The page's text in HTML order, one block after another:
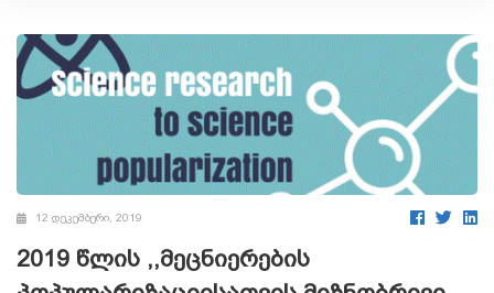
12 დეკემბერი, 2019
2019 წლის ,,მეცნიერების